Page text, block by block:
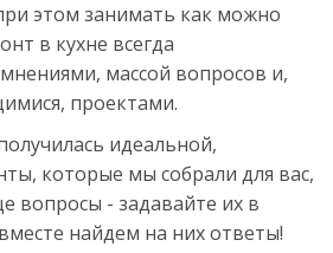
этом занимать как можно
в кухне всегда
массой вопросов и,
проектами.
идеальной,
которые мы собрали для вас,
вопросы - задавайте их в
найдем на них ответы!